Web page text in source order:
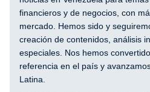
financieros y de negocios, con
mercado. Hemos sido y
creación de contenidos, análisis
especiales. Nos hemos
referencia en el país y
Latina.